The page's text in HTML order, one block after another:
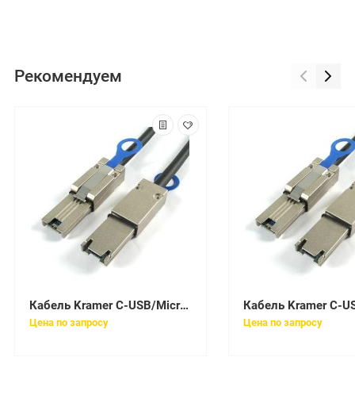
Рекомендуем
Кабель Kramer C-USB/MicroB-15 (96-02156015)
Цена по запросу Цена по запросу